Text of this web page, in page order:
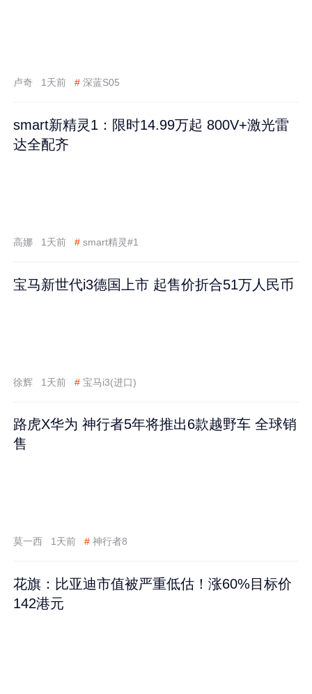
卢奇 1天前 # 深蓝S05
smart新精灵1：限时14.99万起 800V+激光雷
达全配齐
高娜 1天前 # smart精灵#1
宝马新世代i3德国上市 起售价折合51万人民币
徐辉 1天前 # 宝马i3(进口)
路虎X华为 神行者5年将推出6款越野车 全球销
售
莫一西 1天前 # 神行者8
花旗：比亚迪市值被严重低估！涨60%目标价
142港元